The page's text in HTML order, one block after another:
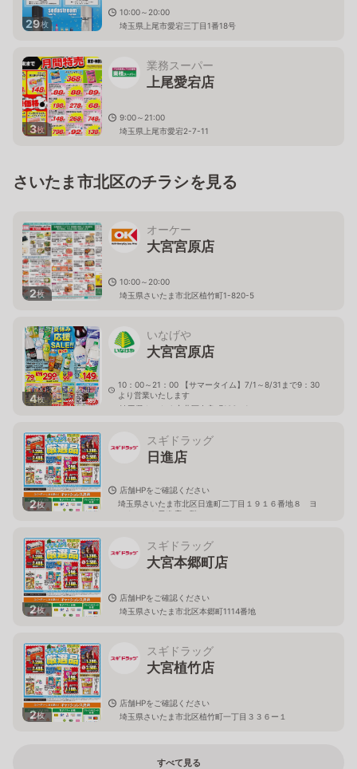
29枚
10:00～20:00
埼玉県上尾市愛宕三丁目1番18号
3枚
業務スーパー
上尾愛宕店
9:00～21:00
埼玉県上尾市愛宕2-7-11
さいたま市北区のチラシを見る
2枚
オーケー
大宮宮原店
10:00～20:00
埼玉県さいたま市北区植竹町1-820-5
4枚
いなげや
大宮宮原店
10：00～21：00 【サマータイム】7/1～8/31まで9：30
より営業いたします
埼玉県さいたま市北区奈良町106－1
2枚
スギドラッグ
日進店
店舗HPをご確認ください
埼玉県さいたま市北区日進町二丁目１９１６番地８ ヨ
ークマート日進店２階
2枚
スギドラッグ
大宮本郷町店
店舗HPをご確認ください
埼玉県さいたま市北区本郷町1114番地
2枚
スギドラッグ
大宮植竹店
店舗HPをご確認ください
埼玉県さいたま市北区植竹町一丁目３３６ー１
すべて見る